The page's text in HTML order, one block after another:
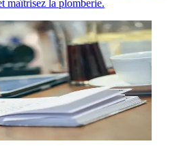
maîtrisez la plomberie.